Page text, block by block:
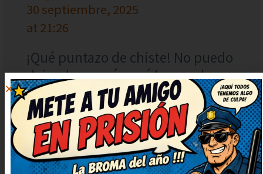
30 septiembre, 2025
at 21:26
¡Qué puntazo de chiste! No puedo
dejar de sonreír, qué bueno. Lo
voy a compartir con mis amigos
para que se rían también. Humor
del bueno, con gracia y sin
ofender a nadie.